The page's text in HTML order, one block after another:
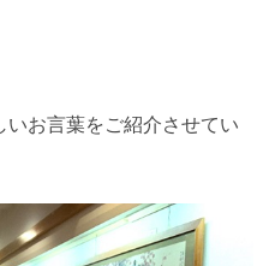
いお言葉をご紹介させてい